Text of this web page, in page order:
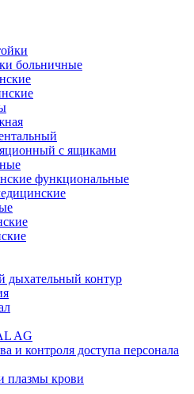
больничные
с ящиками
функциональные
дыхательный контур
AG
и контроля доступа персонала
плазмы крови